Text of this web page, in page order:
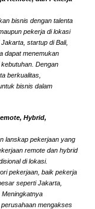
bisnis dengan talenta
pekerja di lokasi
startup di Bali,
dapat menemukan
Dengan
berkualitas,
bisnis dalam
Hybrid,
lanskap pekerjaan yang
remote dan hybrid
di lokasi.
pekerjaan, baik pekerja
seperti Jakarta,
Meningkatnya
mengakses